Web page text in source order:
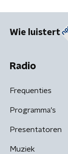
Wie luistert
Radio
Frequenties
Programma's
Presentatoren
Muziek